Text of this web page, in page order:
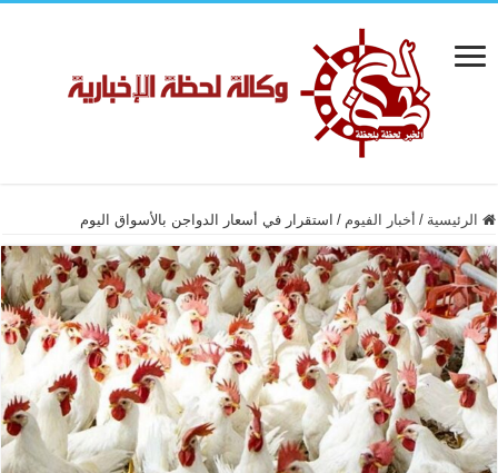
الرئيسية / أخبار الفيوم / استقرار في أسعار الدواجن بالأسواق اليوم